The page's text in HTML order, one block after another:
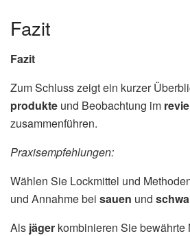
Fazit
Fazit
Zum Schluss zeigt ein kurzer
produkte und Beobachtung im
zusammenführen.
Praxisempfehlungen:
Wählen Sie Lockmittel und
und Annahme bei sauen und
Als jäger kombinieren Sie bewährte